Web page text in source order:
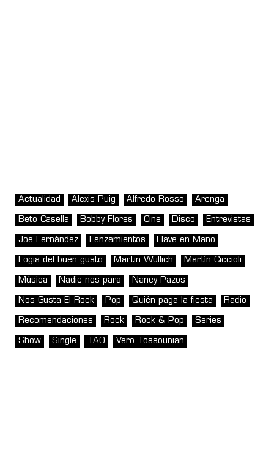
Actualidad Alexis Puig Alfredo Rosso Arenga
Beto Casella Bobby Flores Cine Disco Entrevistas
Joe Fernández Lanzamientos Llave en Mano
Logia del buen gusto Martin Wullich Martín Ciccioli
Música Nadie nos para Nancy Pazos
Nos Gusta El Rock Pop Quién paga la fiesta Radio
Recomendaciones Rock Rock & Pop Series
Show Single TAO Vero Tossounian